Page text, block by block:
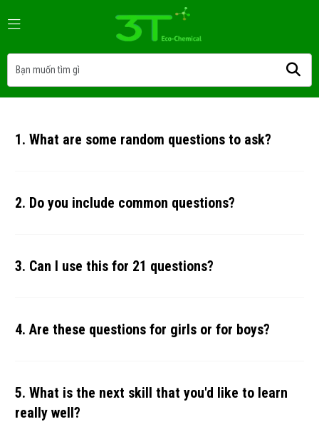
1. What are some random questions to ask?
2. Do you include common questions?
3. Can I use this for 21 questions?
4. Are these questions for girls or for boys?
5. What is the next skill that you'd like to learn
really well?